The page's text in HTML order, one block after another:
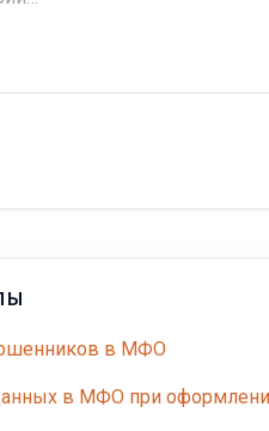
в МФО
в МФО при